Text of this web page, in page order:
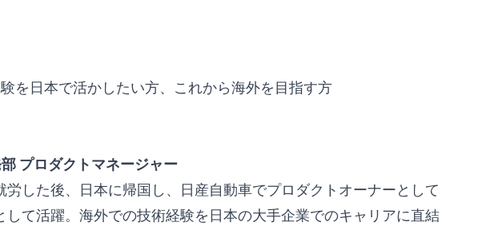
を日本で活かしたい方、これから海外を目指す方
プロダクトマネージャー
した後、日本に帰国し、日産自動車でプロダクトオーナーとして
て活躍。海外での技術経験を日本の大手企業でのキャリアに直結